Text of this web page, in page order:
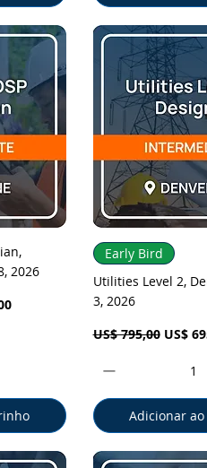
2026
Early Bird
Utilities Level 2,
3, 2026
Preço normal
US$ 795,00 Preço
US$
Adicionar